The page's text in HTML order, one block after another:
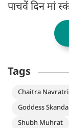
पाचवें दिन मां
Tags
Chaitra
Goddess
Shubh Muhrat